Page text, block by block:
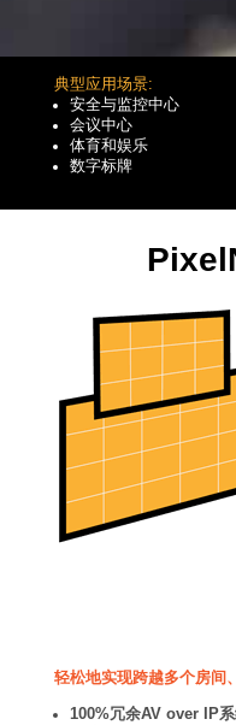
典型应用场景:
安全与监控中心
会议中心
体育和娱乐
数字标牌
轻松地实现跨越多个房间
100%冗余AV over IP